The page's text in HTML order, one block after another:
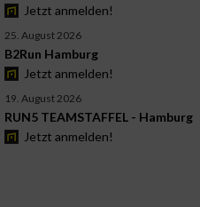
Jetzt anmelden!
25. August 2026
B2Run Hamburg
Jetzt anmelden!
19. August 2026
RUN5 TEAMSTAFFEL - Hamburg
Jetzt anmelden!